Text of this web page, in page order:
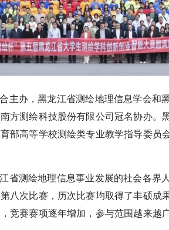
主办，黑龙江省测绘地理信息学会和
方测绘科技股份有限公司冠名协办。
部高等学校测绘类专业教学指导委
省测绘地理信息事业发展的社会各界
八次比赛，历次比赛均取得了丰硕成
竞赛赛项逐年增加，参与范围越来越